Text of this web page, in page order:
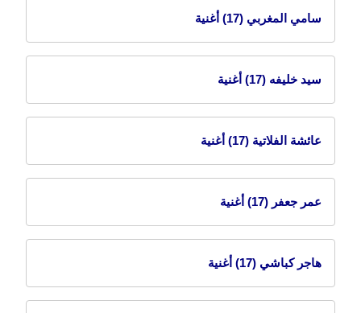
سامي المغربي (17) أغنية
سيد خليفه (17) أغنية
عائشة الفلاتية (17) أغنية
عمر جعفر (17) أغنية
هاجر كباشي (17) أغنية